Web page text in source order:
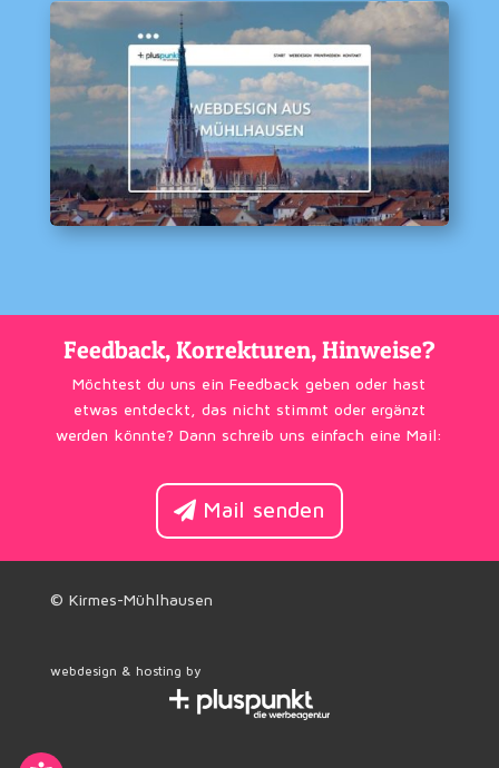
Feedback, Korrekturen, Hinweise?
Möchtest du uns ein Feedback geben oder hast
etwas entdeckt, das nicht stimmt oder ergänzt
werden könnte? Dann schreib uns einfach eine Mail:
Mail senden
© Kirmes-Mühlhausen
webdesign & hosting by